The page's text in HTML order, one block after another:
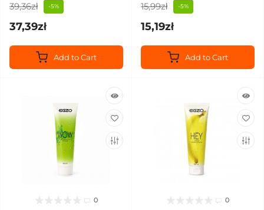
39,36zł -5%
37,39zł
Add to Cart
15,99zł -5%
15,19zł
Add to Cart
0 0